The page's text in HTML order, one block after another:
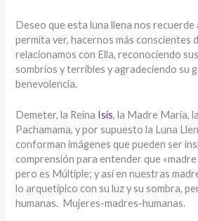
Deseo que esta luna llena nos recuerde
permita ver, hacernos más conscientes
relacionamos con Ella, reconociendo
sombríos y terribles y agradeciendo su
benevolencia.
Demeter, la Reina Isis, la Madre María,
Pachamama, y por supuesto la Luna
conforman imágenes que pueden ser
comprensión para entender que «madre
pero es Múltiple; y así en nuestras
lo arquetípico con su luz y su sombra,
humanas. Mujeres-madres-humanas.